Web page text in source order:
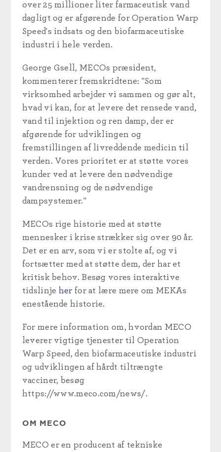
over 25 millioner liter farmaceutisk vand
dagligt og er afgørende for Operation Warp
Speed's indsats og den biofarmaceutiske
industri i hele verden.
George Gsell, MECOs præsident,
kommenterer fremskridtene: "Som
virksomhed arbejder vi sammen og gør alt,
hvad vi kan, for at levere det rensede vand,
vand til injektion og ren damp, der er
afgørende for udviklingen og
fremstillingen af livreddende medicin til
verden. Vores prioritet er at støtte vores
kunder ved at levere den nødvendige
vandrensning og de nødvendige
dampsystemer."
MECOs rige historie med at støtte
mennesker i krise strækker sig over 90 år.
Det er en arv, som vi er stolte af, og vi
fortsætter med at støtte dem, der har et
kritisk behov. Besøg vores interaktive
tidslinje her for at lære mere om MEKAs
enestående historie.
For mere information om, hvordan MECO
leverer vigtige tjenester til Operation
Warp Speed, den biofarmaceutiske industri
og udviklingen af hårdt tiltrængte
vacciner, besøg
https://www.meco.com/news/.
OM MECO
MECO er en producent af tekniske